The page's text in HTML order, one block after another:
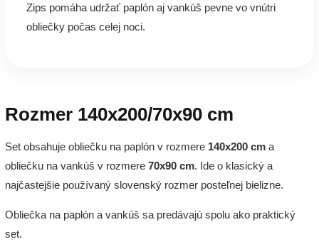
Zips pomáha udržať paplón aj vankúš pevne vo vnútri
obliečky počas celej noci.
Rozmer 140x200/70x90 cm
Set obsahuje obliečku na paplón v rozmere 140x200 cm a
obliečku na vankúš v rozmere 70x90 cm. Ide o klasický a
najčastejšie používaný slovenský rozmer posteľnej bielizne.
Obliečka na paplón a vankúš sa predávajú spolu ako praktický
set.